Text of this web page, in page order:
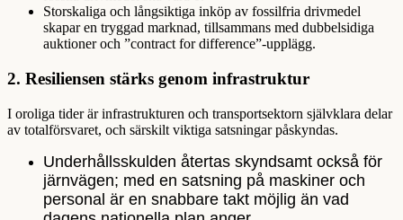
Storskaliga och långsiktiga inköp av fossilfria drivmedel
skapar en tryggad marknad, tillsammans med dubbelsidiga
auktioner och ”contract for difference”-upplägg.
2. Resiliensen stärks genom infrastruktur
I oroliga tider är infrastrukturen och transportsektorn självklara delar
av totalförsvaret, och särskilt viktiga satsningar påskyndas.
Underhållsskulden återtas skyndsamt också för
järnvägen; med en satsning på maskiner och
personal är en snabbare takt möjlig än vad